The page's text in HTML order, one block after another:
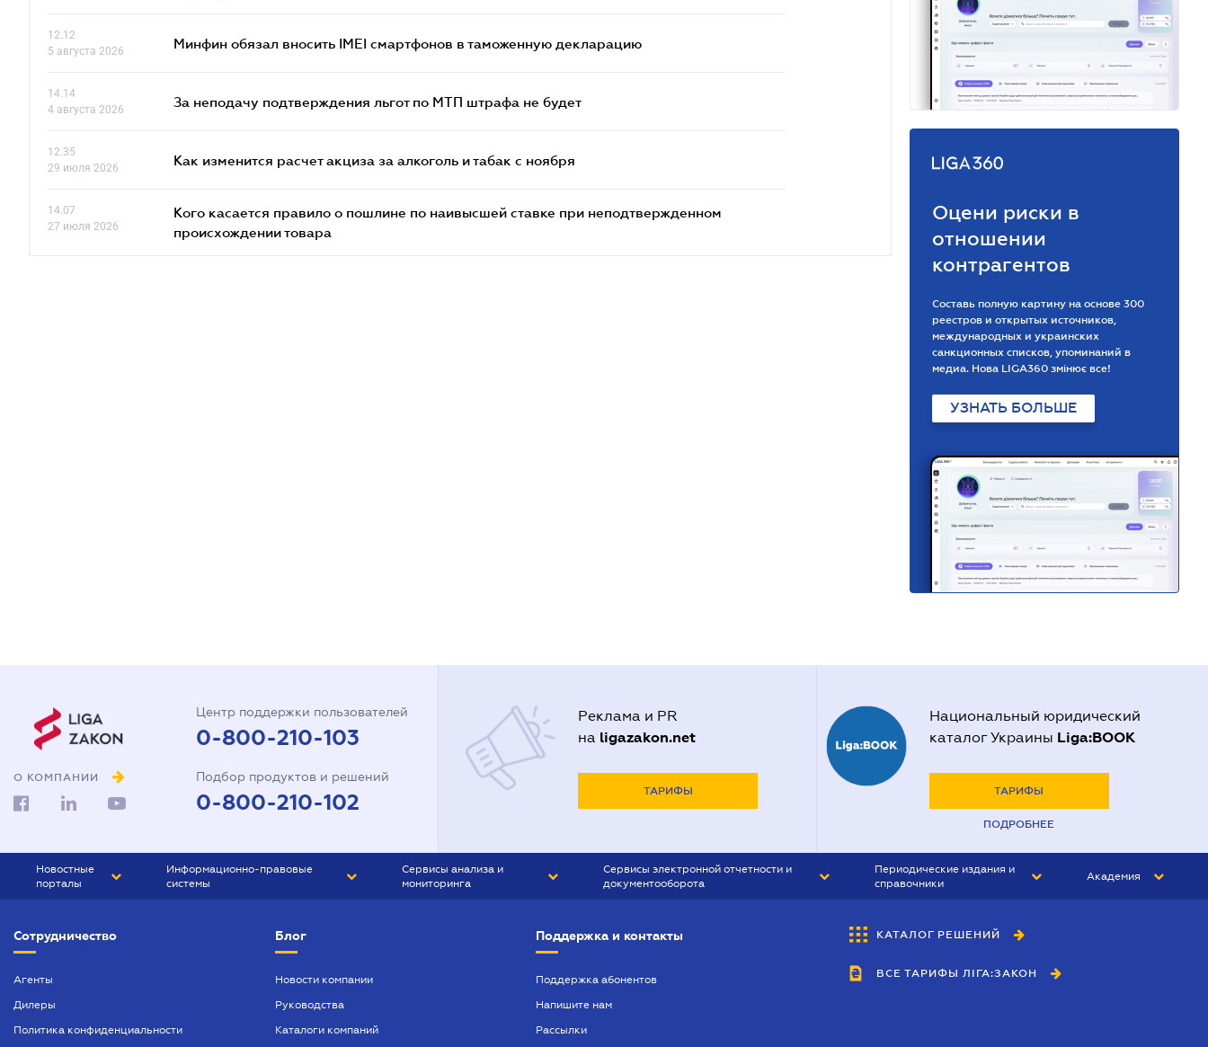
12.12
5 августа 2026
Минфин обязал вносить IMEI смартфонов в таможенную декларацию
14.14
4 августа 2026
За неподачу подтверждения льгот по МТП штрафа не будет
12.35
29 июля 2026
Как изменится расчет акциза за алкоголь и табак с ноября
14.07
27 июля 2026
Кого касается правило о пошлине по наивысшей ставке при неподтвержденном
происхождении товара
Оцени риски в
отношении
контрагентов
Составь полную картину на основе 300
реестров и открытых источников,
международных и украинских
санкционных списков, упоминаний в
медиа. Нова LIGA360 змінює все!
УЗНАТЬ БОЛЬШЕ
О КОМПАНИИ
Центр поддержки пользователей
0-800-210-103
Подбор продуктов и решений
0-800-210-102
Реклама и PR
на ligazakon.net
ТАРИФЫ
Национальный юридический
каталог Украины Liga:BOOK
ТАРИФЫ
ПОДРОБНЕЕ
Новостные
порталы
БИЗНЕС
Информационно-правовые
системы
БУХГАЛТЕР ПРОФ
ЮРИСТ ПРОФ
Сервисы анализа и
мониторинга
Сервисы электронной отчетности и
документооборота
Периодические издания и
справочники
БУХГАЛТЕР&ЗАКОН
ВЕСТНИК МСФО
Академия
Сотрудничество
Агенты
Дилеры
Политика конфиденциальности
Блог
Новости компании
Руководства
Каталоги компаний
Поддержка и контакты
Поддержка абонентов
Напишите нам
Рассылки
КАТАЛОГ РЕШЕНИЙ
ВСЕ ТАРИФЫ ЛІГА:ЗАКОН